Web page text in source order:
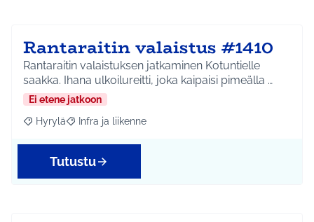
Rantaraitin valaistus #1410
Rantaraitin valaistuksen jatkaminen Kotuntielle
saakka. Ihana ulkoilureitti, joka kaipaisi pimeälla …
Ei etene jatkoon
Rajaa tulokset aihepiirin mukaan: Hyrylä
Hyrylä Rajaa tulokset teeman mukaan: Infra ja liikenne
Infra ja liikenne
Tutustu